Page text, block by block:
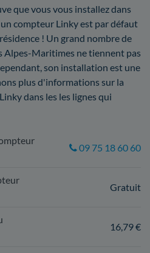
que vous vous installez dans
compteur Linky est par défaut
! Un grand nombre de
Alpes-Maritimes ne tiennent pas
son installation est une
plus d'informations sur la
dans les les lignes qui
09 75 18 60 60
Gratuit
16,79 €